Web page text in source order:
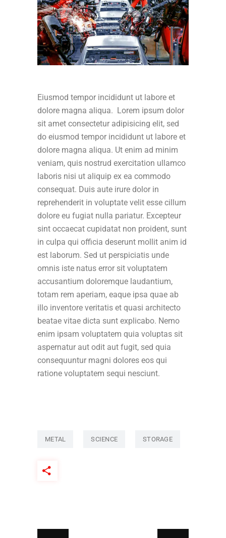
Eiusmod tempor incididunt ut labore et
dolore magna aliqua. Lorem ipsum dolor
sit amet consectetur adipisicing elit, sed
do eiusmod tempor incididunt ut labore et
dolore magna aliqua. Ut enim ad minim
veniam, quis nostrud exercitation ullamco
laboris nisi ut aliquip ex ea commodo
consequat. Duis aute irure dolor in
reprehenderit in voluptate velit esse cillum
dolore eu fugiat nulla pariatur. Excepteur
sint occaecat cupidatat non proident, sunt
in culpa qui officia deserunt mollit anim id
est laborum. Sed ut perspiciatis unde
omnis iste natus error sit voluptatem
accusantium doloremque laudantium,
totam rem aperiam, eaque ipsa quae ab
illo inventore veritatis et quasi architecto
beatae vitae dicta sunt explicabo. Nemo
enim ipsam voluptatem quia voluptas sit
aspernatur aut odit aut fugit, sed quia
consequuntur magni dolores eos qui
ratione voluptatem sequi nesciunt.
METAL SCIENCE STORAGE